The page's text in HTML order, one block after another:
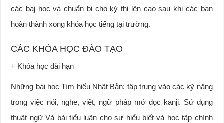
các baj học và chuẩn bị cho kỳ thi lên cao sau khi các bạn
hoàn thành xong khóa học tiếng tại trường.
CÁC KHÓA HỌC ĐÀO TẠO
+ Khóa học dài hạn
Những bài học Tìm hiểu Nhật Bản: tập trung vào các kỹ năng
trong việc nói, nghe, viết, ngữ pháp mở đọc kanji. Sử dụng
thuật ngữ Và bài tiểu luận cho sự hiểu biết và học tập chính